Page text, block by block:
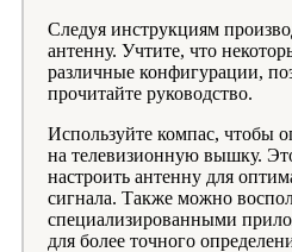
Следуя инструкциям
антенну. Учтите, что
различные конфигурации,
прочитайте руководство.
Используйте компас, чтобы
на телевизионную вышку.
настроить антенну для
сигнала. Также можно
специализированными
для более точного